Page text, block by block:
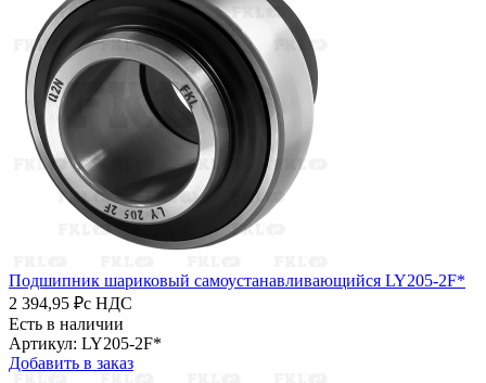
Подшипник шариковый самоустанавливающийся LY205-2F*
2 394,95 ₽с НДС
Есть в наличии
Артикул: LY205-2F*
Добавить в заказ